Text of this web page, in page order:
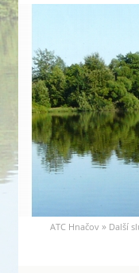
ATC Hnačov » Další